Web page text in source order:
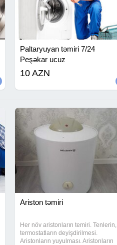
Paltaryuyan təmiri 7/24
Peşəkar ucuz
10 AZN
Ariston təmiri
Her növ aristonların temiri. Tenlerin,
termostatların deyişdirilmesi.
Aristonların yuyulması. Aristonların